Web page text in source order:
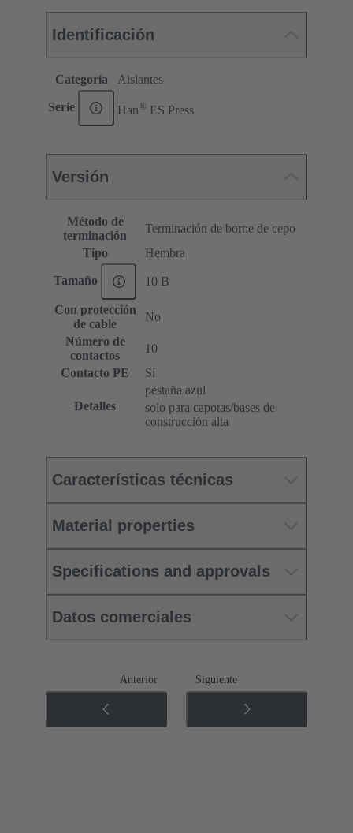
Identificación
Categoría Aislantes
Serie Han® ES Press
Versión
Método de
terminación
Terminación de borne de cepo
Tipo
Hembra
Tamaño 10 B
Con protección
de cable
No
Número de
contactos
10
Contacto PE
Sí
Detalles
pestaña azul
solo para capotas/bases de
construcción alta
Características técnicas
Material properties
Specifications and approvals
Datos comerciales
Anterior Siguiente